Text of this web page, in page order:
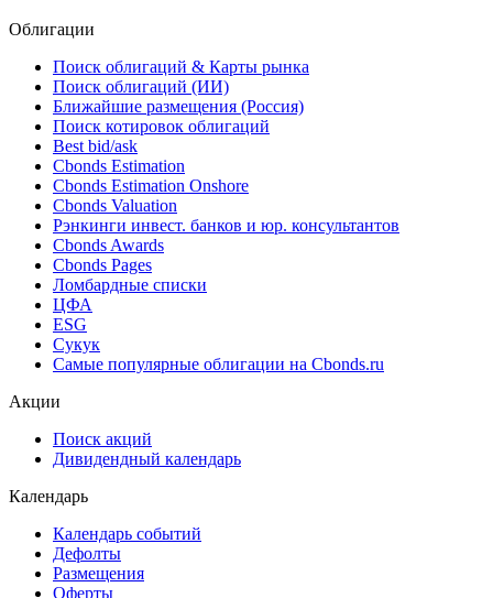
*** ***
*** ***
Облигации
Поиск облигаций & Карты рынка
Поиск облигаций (ИИ)
Ближайшие размещения (Россия)
Поиск котировок облигаций
Best bid/ask
Cbonds Estimation
Cbonds Estimation Onshore
Cbonds Valuation
Рэнкинги инвест. банков и юр. консультантов
Cbonds Awards
Cbonds Pages
Ломбардные списки
ESG
Самые популярные облигации на Cbonds.ru
Дивидендный календарь
Календарь